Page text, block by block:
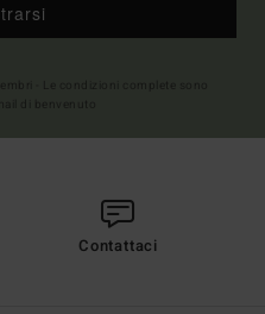
Contattaci